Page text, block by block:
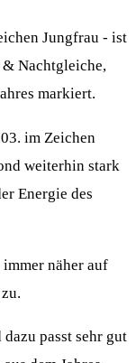
Jungfrau - ist
Nachtgleiche,
markiert.
im Zeichen
weiterhin stark
Energie des
näher auf
passt sehr gut